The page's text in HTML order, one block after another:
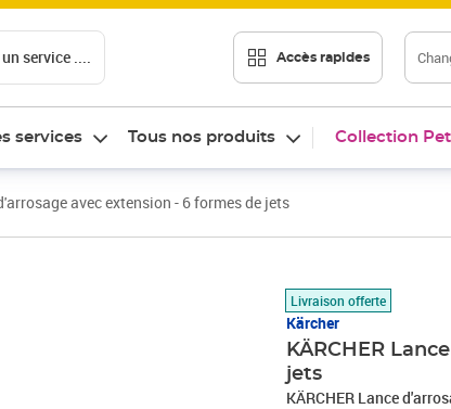
service .... Accès rapides
services Tous nos produits Collection
avec extension - 6 formes de jets
Livraison offerte
Kärcher
KÄRCHER
jets
KÄRCHER Lance
Prix barré 64,99 €
Prix 33,19€